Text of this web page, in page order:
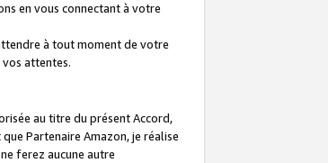
en vous connectant à votre
à tout moment de votre
attentes.
au titre du présent Accord,
Partenaire Amazon, je réalise
ferez aucune autre